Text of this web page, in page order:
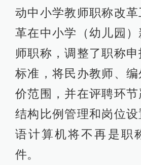
动中小学教师职称改
革在中小学（幼儿园
师职称，调整了职称
标准，将民办教师、
价范围，并在评聘环
结构比例管理和岗位
语计算机将不再是职
件。